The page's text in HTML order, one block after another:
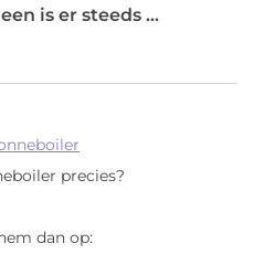
is er steeds ...
precies?
dan op: